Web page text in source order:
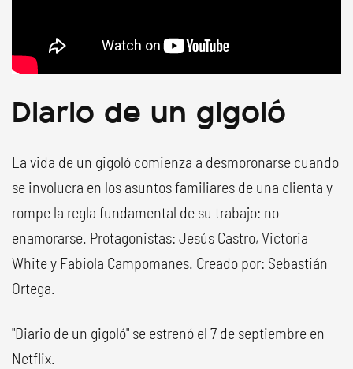
Diario de un gigoló
La vida de un gigoló comienza a desmoronarse cuando
se involucra en los asuntos familiares de una clienta y
rompe la regla fundamental de su trabajo: no
enamorarse. Protagonistas: Jesús Castro, Victoria
White y Fabiola Campomanes. Creado por: Sebastián
Ortega.
"Diario de un gigoló" se estrenó el 7 de septiembre en
Netflix.